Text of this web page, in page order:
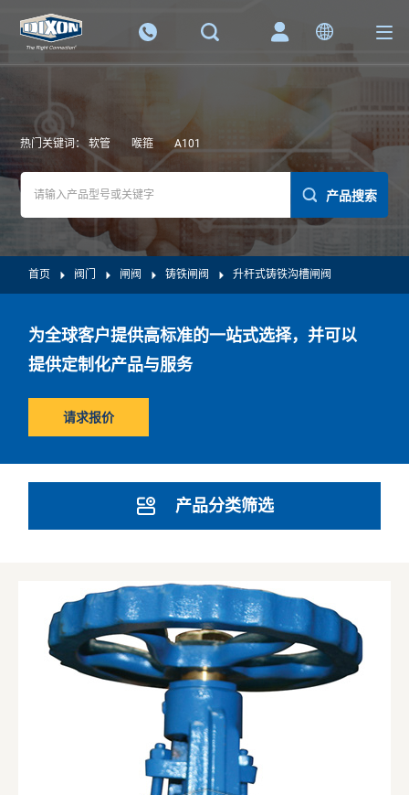
热门关键词：软管 喉箍 A101
产品搜索
首页 阀门 闸阀 铸铁闸阀 升杆式铸铁沟槽闸阀
为全球客户提供高标准的一站式选择，并可以
提供定制化产品与服务
请求报价
产品分类筛选